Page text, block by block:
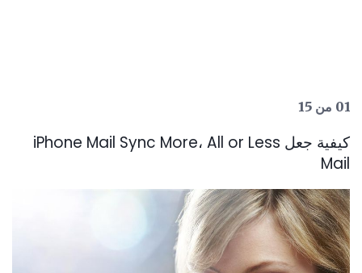
01 من 15
كيفية جعل iPhone Mail Sync More، All or Less
Mail